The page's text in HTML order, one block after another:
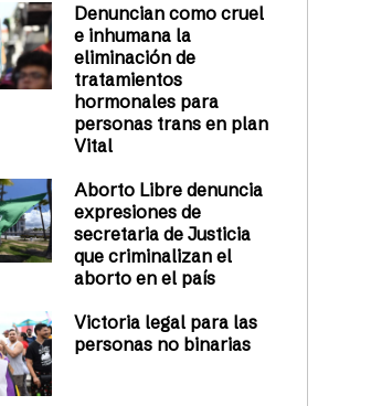
Denuncian como cruel
e inhumana la
eliminación de
tratamientos
hormonales para
personas trans en plan
Vital
Aborto Libre denuncia
expresiones de
secretaria de Justicia
que criminalizan el
aborto en el país
Victoria legal para las
personas no binarias